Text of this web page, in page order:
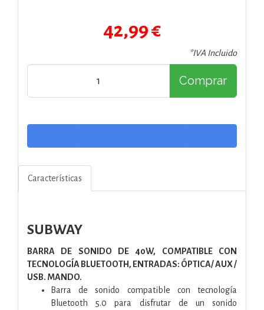
42,99 €
*IVA Incluido
Comprar
Características
SUBWAY
BARRA DE SONIDO DE 40W, COMPATIBLE CON
TECNOLOGÍA BLUETOOTH, ENTRADAS: ÓPTICA/ AUX /
USB. MANDO.
Barra de sonido compatible con tecnología
Bluetooth 5.0 para disfrutar de un sonido